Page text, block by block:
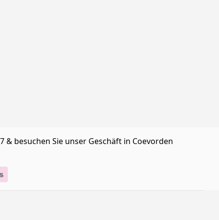
& besuchen Sie unser Geschäft in Coevorden